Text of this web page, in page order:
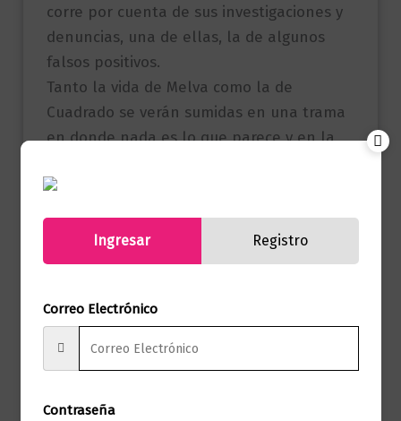
corre por cuenta de sus investigaciones y
denuncias, una de ellas, la de algunos
falsos positivos.
Tanto la vida de Melva como la de
Cuadrado se verán sumidas en una trama
en donde nada es lo que parece y en la
esconden debilidades morales profundas.
Referencia
(ISBN)
9786280001890
Marca
Páginas
Ingresar Registro
Correo Electrónico
Contraseña